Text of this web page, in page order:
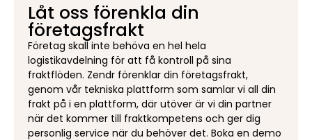
Låt oss förenkla din
företagsfrakt
Företag skall inte behöva en hel hela
logistikavdelning för att få kontroll på sina
fraktflöden. Zendr förenklar din företagsfrakt,
genom vår tekniska plattform som samlar vi all din
frakt på i en plattform, där utöver är vi din partner
när det kommer till fraktkompetens och ger dig
personlig service när du behöver det. Boka en demo